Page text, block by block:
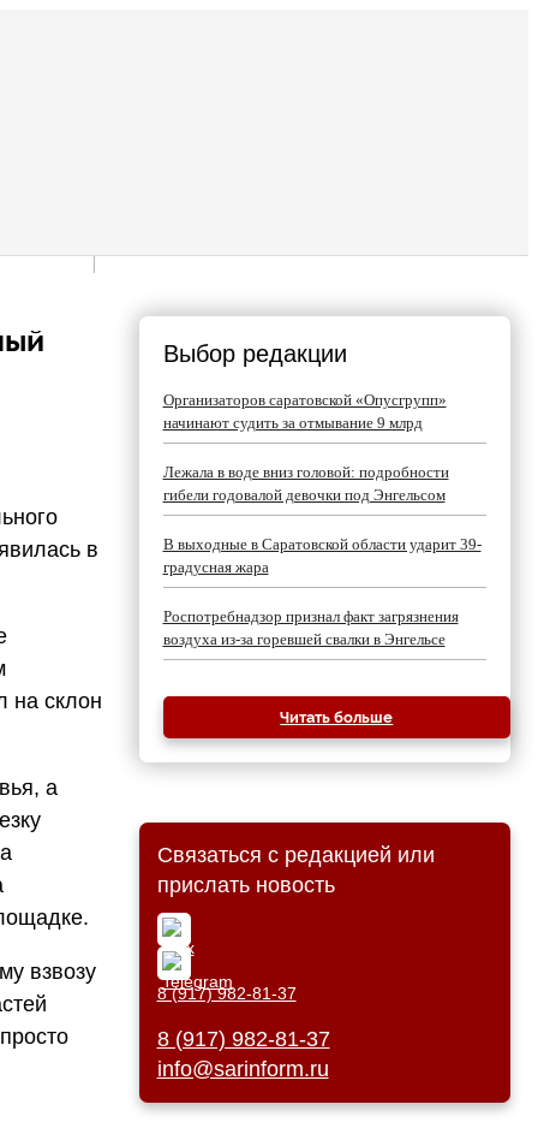
в
на склон
а
взвозу
Выбор редакции
Организаторов саратовской «Опусгрупп»
начинают судить за отмывание 9 млрд
Лежала в воде вниз головой: подробности
гибели годовалой девочки под Энгельсом
В выходные в Саратовской области ударит 39-
градусная жара
Роспотребнадзор признал факт загрязнения
воздуха из-за горевшей свалки в Энгельсе
Читать больше
Связаться с редакцией или
прислать новость
8 (917) 982-81-37
8 (917) 982-81-37
info@sarinform.ru